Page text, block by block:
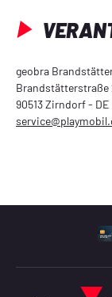
geobra
Brandstätterstraße
90513 Zirndorf - DE